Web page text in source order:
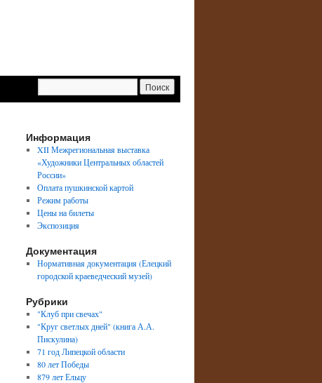
Информация
XII Межрегиональная выставка
«Художники Центральных областей
России»
Оплата пушкинской картой
Режим работы
Цены на билеты
Экспозиция
Документация
Нормативная документация (Елецкий
городской краеведческий музей)
Рубрики
"Клуб при свечах"
"Круг светлых дней" (книга А.А.
Пискулина)
71 год Липецкой области
80 лет Победы
879 лет Ельцу